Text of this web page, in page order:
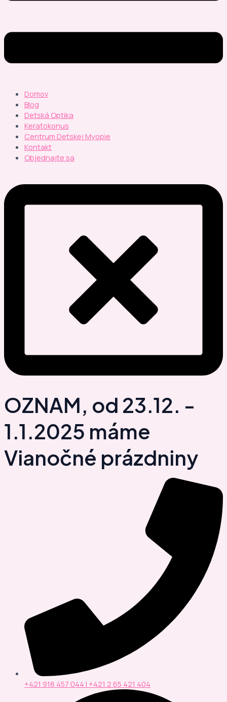
Domov
Blog
Detská Optika
Keratokonus
Centrum Detskej Myopie
Kontakt
Objednajte sa
OZNAM, od 23.12. -
1.1.2025 máme
Vianočné prázdniny
+421 918 457 044 | +421 2 65 421 404